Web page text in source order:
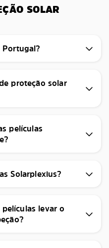
SOLAR
Portugal?
proteção solar
películas
Solarplexius?
levar o